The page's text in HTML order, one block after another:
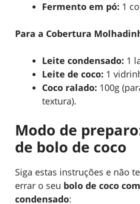
Fermento em pó: 1
Para a Cobertura
Leite condensado: 1
Leite de coco: 1
Coco ralado: 100g
textura).
Modo de
de bolo de coco
Siga estas instruções e não
errar o seu bolo de coco
condensado: